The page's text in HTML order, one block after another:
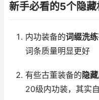
新手必看的5个隐藏
内功装备的词缀洗练
词条质量明显更好
有些古董装备的 隐
20级内功装，其实